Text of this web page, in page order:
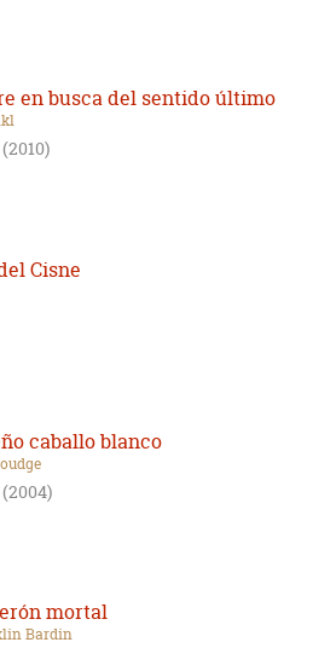
en busca del sentido último
Cisne
caballo blanco
mortal
Bardin